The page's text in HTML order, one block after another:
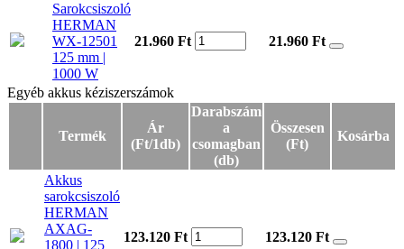
Sarokcsiszoló
HERMAN
WX-12501
125 mm |
1000 W
21.960 Ft 21.960 Ft
Egyéb akkus kéziszerszámok
Egyéb akkus kéziszerszámok
Termék
Ár
(Ft/1db)
Darabszám
a
csomagban
(db)
Összesen
(Ft)
Kosárba
Akkus
sarokcsiszoló
HERMAN
AXAG-
1800 | 125
123.120 Ft 123.120 Ft